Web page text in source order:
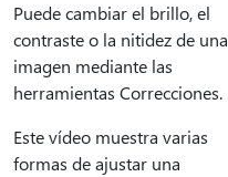
Puede cambiar el brillo, el
contraste o la nitidez de una
imagen mediante las
herramientas Correcciones.
Este vídeo muestra varias
formas de ajustar una